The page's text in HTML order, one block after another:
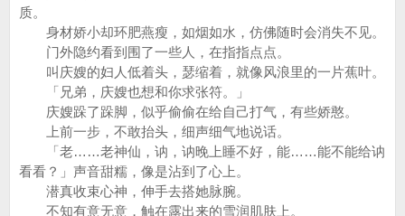
质。
身材娇小却环肥燕瘦，如烟如水，仿佛随时会消失不见。
门外隐约看到围了一些人，在指指点点。
叫庆嫂的妇人低着头，瑟缩着，就像风浪里的一片蕉叶。
「兄弟，庆嫂也想和你求张符。」
庆嫂跺了跺脚，似乎偷偷在给自己打气，有些娇憨。
上前一步，不敢抬头，细声细气地说话。
「老……老神仙，讷，讷晚上睡不好，能……能不能给讷
看看？」声音甜糯，像是沾到了心上。
潜真收束心神，伸手去搭她脉腕。
不知有意无意，触在露出来的雪润肌肤上。